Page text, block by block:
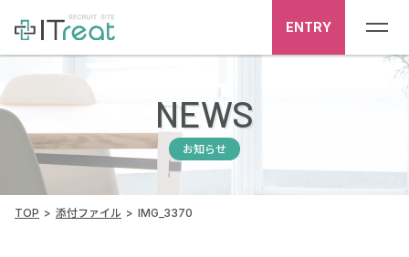
ENTRY
NEWS
お知らせ
TOP 添付ファイル IMG_3370